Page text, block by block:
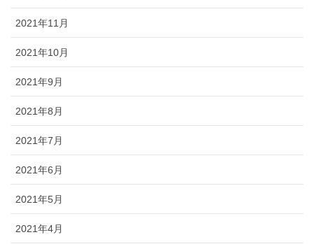
2021年11月
2021年10月
2021年9月
2021年8月
2021年7月
2021年6月
2021年5月
2021年4月